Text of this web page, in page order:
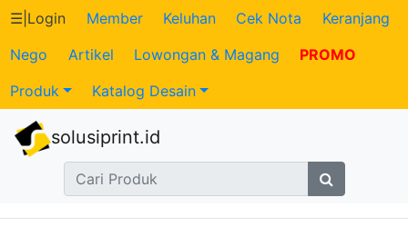
Katalog
Produk
Petugas
☰ Login Member Keluhan Cek Nota
Keranjang
Nego
Artikel Lowongan & Magang
PROMO
Produk
Katalog Desain
solusiprint.id